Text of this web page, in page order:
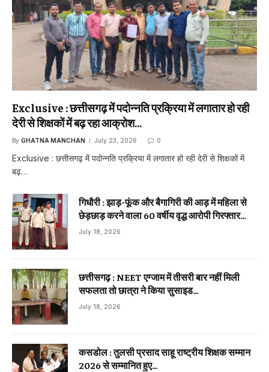
Exclusive : छत्तीसगढ़ में पदोन्नति प्रक्रिया में लगातार हो रही
देरी से शिक्षकों में बढ़ रहा आक्रोश…
By GHATNA MANCHAN July 23, 2026 0
Exclusive : छत्तीसगढ़ में पदोन्नति प्रक्रिया में लगातार हो रही देरी से शिक्षकों में
बढ़…
गिधौरी : झाड़-फूंक और बैगागिरी की आड़ में महिला से
छेड़छाड़ करने वाला 60 वर्षीय वृद्ध आरोपी गिरफ्तार…
July 18, 2026
छत्तीसगढ़ : NEET एग्जाम में तीसरी बार नहीं मिली
सफलता तो छात्रा ने किया सुसाइड…
July 18, 2026
कसडोल : तुलसी प्रसाद साहू राष्ट्रीय शिक्षक सम्मान
2026 से सम्मानित हुए…